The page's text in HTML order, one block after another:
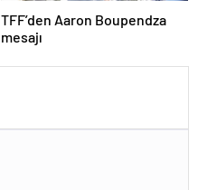
TFF’den Aaron Boupendza
mesajı